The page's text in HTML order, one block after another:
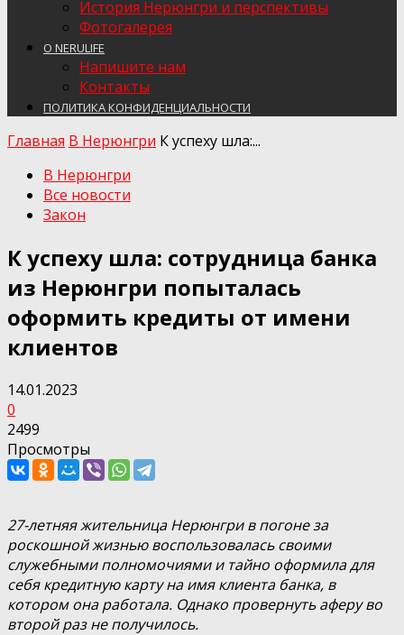
История Нерюнгри и перспективы
Фотогалерея
О NERULIFE
Напишите нам
Контакты
ПОЛИТИКА КОНФИДЕНЦИАЛЬНОСТИ
Главная В Нерюнгри К успеху шла:...
В Нерюнгри
Все новости
Закон
К успеху шла: сотрудница банка
из Нерюнгри попыталась
оформить кредиты от имени
клиентов
14.01.2023
0
2499
Просмотры
27-летняя жительница Нерюнгри в погоне за
роскошной жизнью воспользовалась своими
служебными полномочиями и тайно оформила для
себя кредитную карту на имя клиента банка, в
котором она работала. Однако провернуть аферу во
второй раз не получилось.